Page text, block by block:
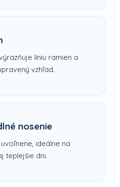
líniu ramien a
vzhľad.
nosenie
ideálne na
teplejšie dni.